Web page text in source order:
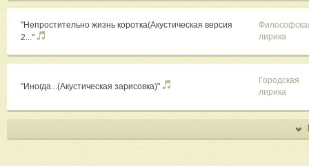
"Непростительно жизнь коротка(Акустическая версия
2..."
лирика
"Иногда...(Акустическая зарисовка)"
Городская
лирика